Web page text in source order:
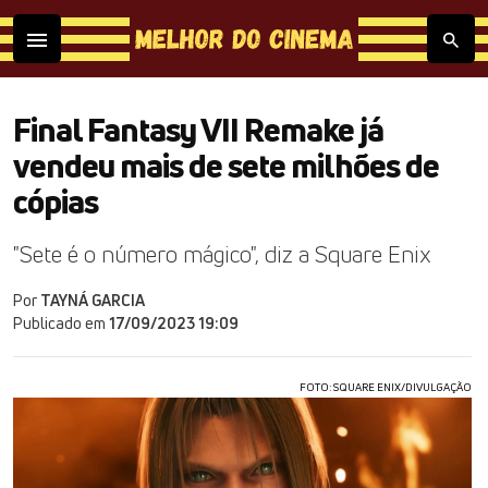
Final Fantasy VII Remake já
vendeu mais de sete milhões de
cópias
"Sete é o número mágico", diz a Square Enix
Por TAYNÁ GARCIA
Publicado em 17/09/2023 19:09
FOTO: SQUARE ENIX/DIVULGAÇÃO